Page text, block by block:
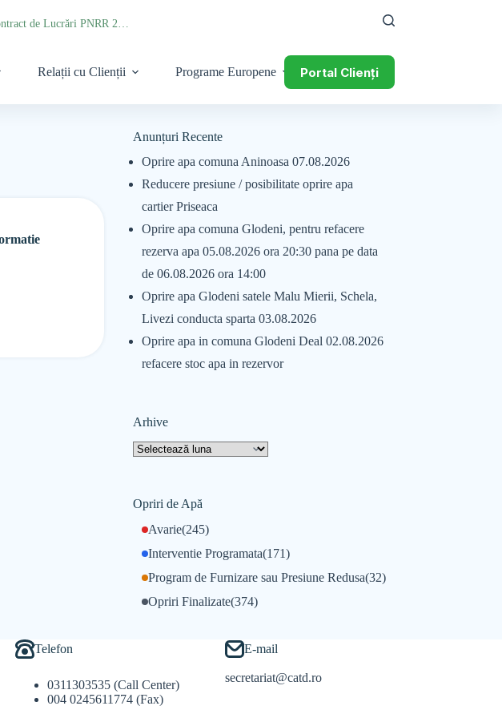
Relații cu Clienții Programe Europene Portal Clienți
Anunțuri Recente
Oprire apa comuna Aninoasa 07.08.2026
Reducere presiune / posibilitate oprire apa
cartier Priseaca
Oprire apa comuna Glodeni, pentru refacere
rezerva apa 05.08.2026 ora 20:30 pana pe data
de 06.08.2026 ora 14:00
Oprire apa Glodeni satele Malu Mierii, Schela,
Livezi conducta sparta 03.08.2026
Oprire apa in comuna Glodeni Deal 02.08.2026
refacere stoc apa in rezervor
Arhive
Opriri de Apă
Avarie(245)
Interventie Programata(171)
Opriri Finalizate(374)
Program de Furnizare sau Presiune Redusa(32)
Telefon
0311303535 (Call Center)
004 0245611774 (Fax)
E-mail
secretariat@catd.ro